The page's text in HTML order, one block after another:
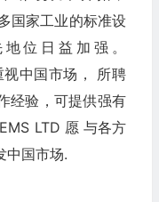
国家工业的标准设
位日益加强。
视中国市场， 所聘
经验，可提供强有
LTD 愿 与各方
中国市场.